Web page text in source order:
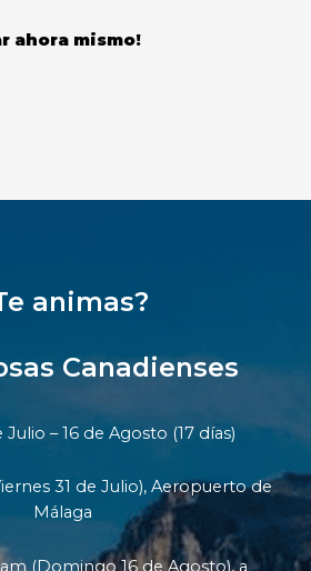
ahora mismo!
animas?
Canadienses
Julio – 16 de Agosto (17 días)
31 de Julio), Aeropuerto de
Málaga
(Domingo 16 de Agosto), a